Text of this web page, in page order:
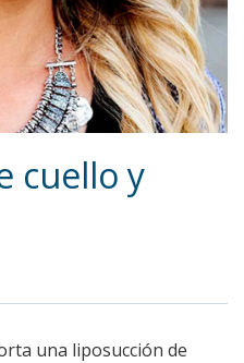
cuello y
una liposucción de